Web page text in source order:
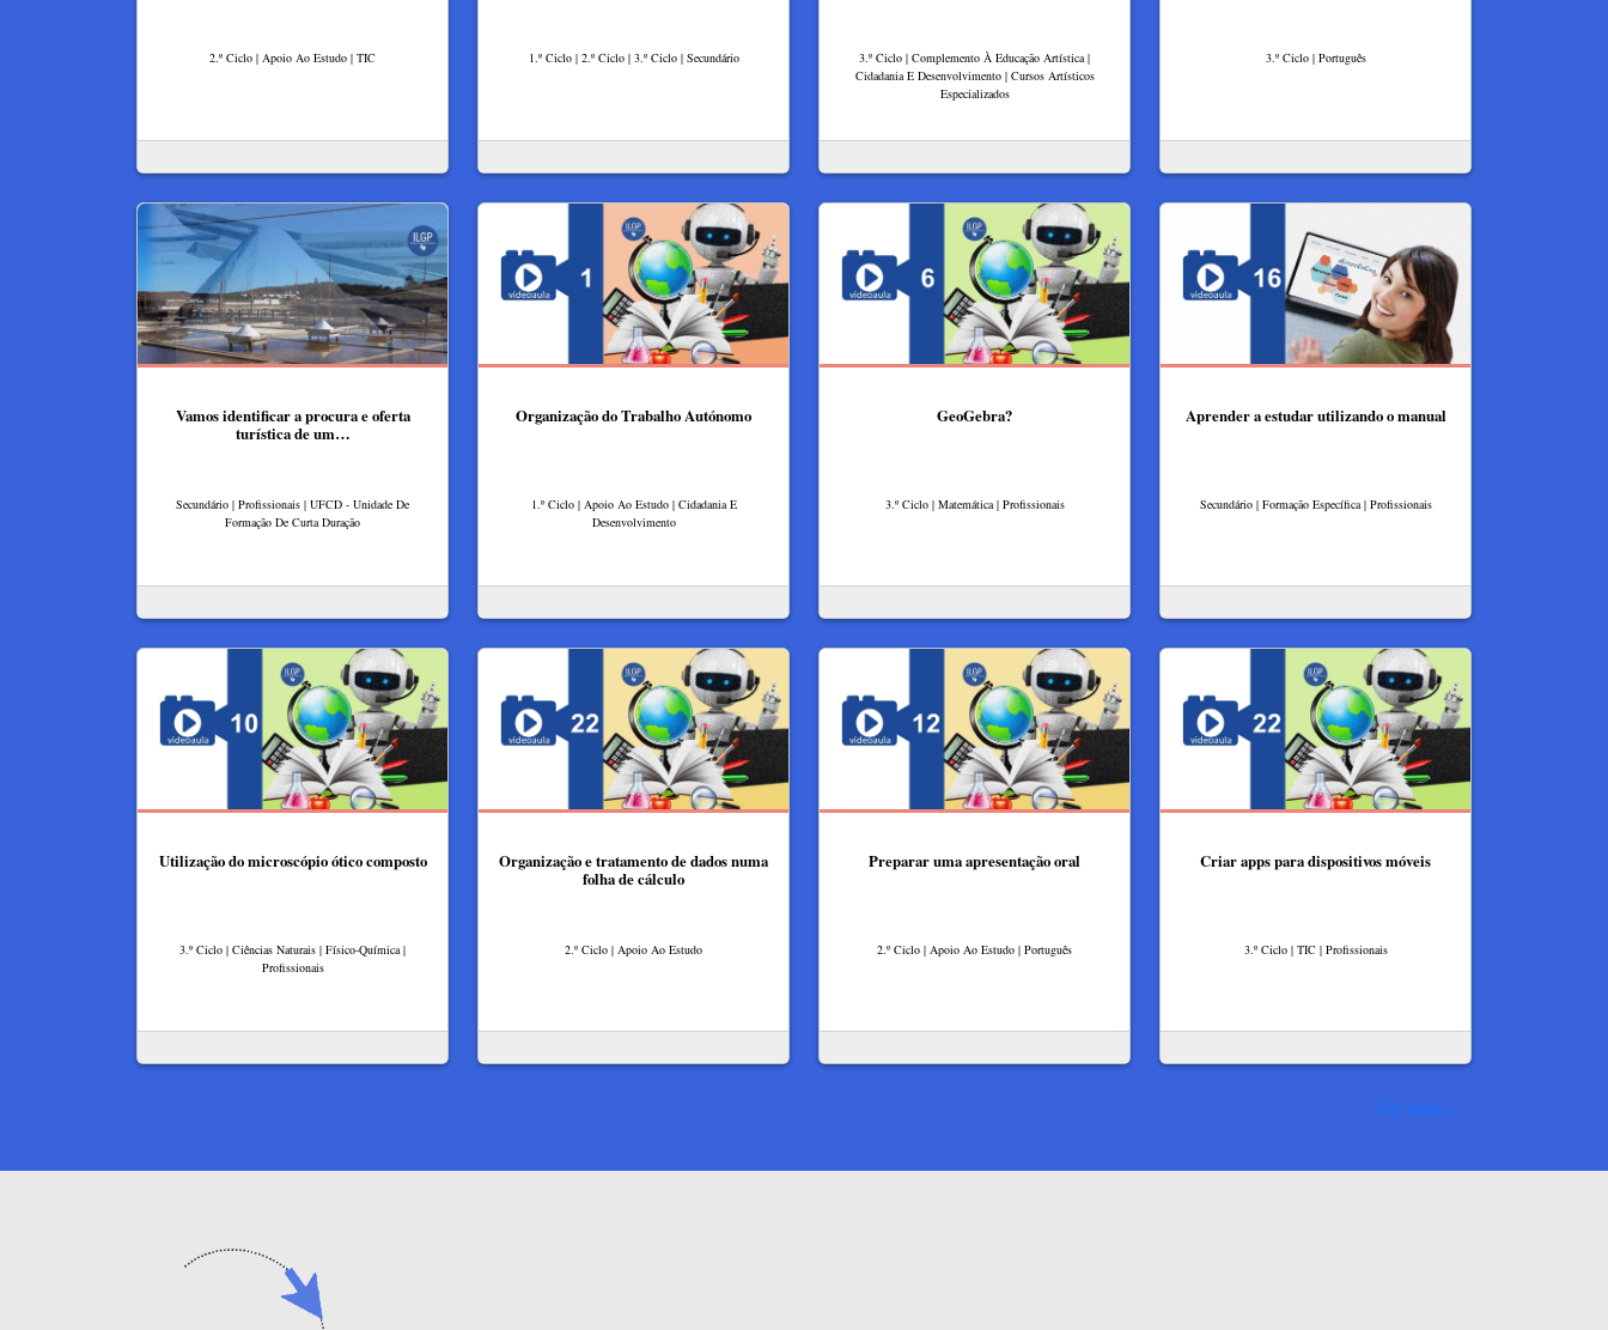
2.º Ciclo | Apoio Ao Estudo | TIC 1.º Ciclo | 2.º Ciclo | 3.º Ciclo | Secundário
3.º Ciclo | Complemento À Educação Artística |
Cidadania E Desenvolvimento | Cursos Artísticos
Especializados
3.º Ciclo | Português
Vamos identificar a procura e oferta
turística de um…
Secundário | Profissionais | UFCD - Unidade De
Formação De Curta Duração
Organização do Trabalho Autónomo
1.º Ciclo | Apoio Ao Estudo | Cidadania E
Desenvolvimento
GeoGebra?
3.º Ciclo | Matemática | Profissionais
Aprender a estudar utilizando o manual
Secundário | Formação Específica | Profissionais
Utilização do microscópio ótico composto
3.º Ciclo | Ciências Naturais | Físico-Química |
Profissionais
Organização e tratamento de dados numa
folha de cálculo
2.º Ciclo | Apoio Ao Estudo
Preparar uma apresentação oral
2.º Ciclo | Apoio Ao Estudo | Português
Criar apps para dispositivos móveis
3.º Ciclo | TIC | Profissionais
Ver mais